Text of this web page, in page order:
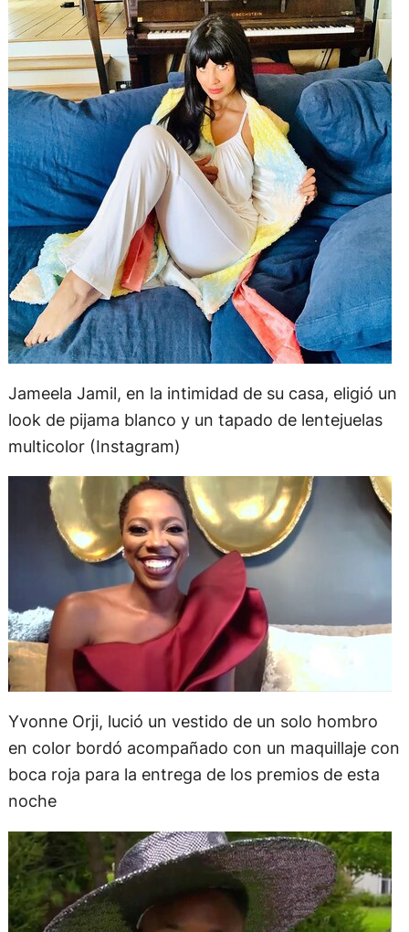
Jameela Jamil, en la intimidad de su casa, eligió un
look de pijama blanco y un tapado de lentejuelas
multicolor (Instagram)
Yvonne Orji, lució un vestido de un solo hombro
en color bordó acompañado con un maquillaje con
boca roja para la entrega de los premios de esta
noche